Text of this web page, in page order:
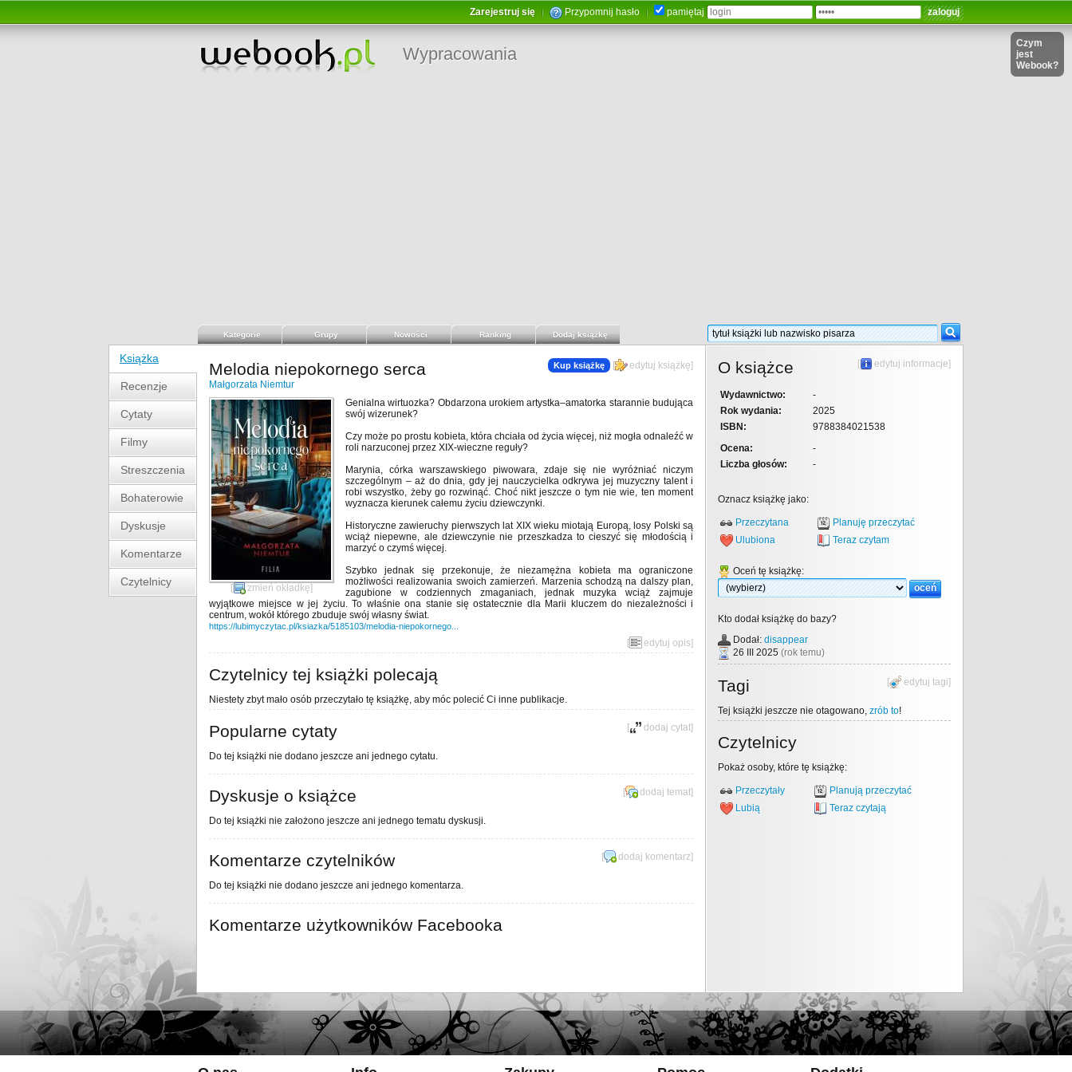
Zarejestruj się Przypomnij hasło pamiętaj
Wypracowania
Czym
jest
Webook?
Kategorie Grupy Nowości Ranking Dodaj książkę
Książka
Recenzje
Cytaty
Filmy
Streszczenia
Bohaterowie
Dyskusje
Komentarze
Czytelnicy
Kup książkę [ edytuj książkę]
Melodia niepokornego serca
Małgorzata Niemtur
[ zmień okładkę]
Genialna wirtuozka? Obdarzona urokiem artystka–amatorka starannie budująca
swój wizerunek?
Czy może po prostu kobieta, która chciała od życia więcej, niż mogła odnaleźć w
roli narzuconej przez XIX-wieczne reguły?
Marynia, córka warszawskiego piwowara, zdaje się nie wyróżniać niczym
szczególnym – aż do dnia, gdy jej nauczycielka odkrywa jej muzyczny talent i
robi wszystko, żeby go rozwinąć. Choć nikt jeszcze o tym nie wie, ten moment
wyznacza kierunek całemu życiu dziewczynki.
Historyczne zawieruchy pierwszych lat XIX wieku miotają Europą, losy Polski są
wciąż niepewne, ale dziewczynie nie przeszkadza to cieszyć się młodością i
marzyć o czymś więcej.
Szybko jednak się przekonuje, że niezamężna kobieta ma ograniczone
możliwości realizowania swoich zamierzeń. Marzenia schodzą na dalszy plan,
zagubione w codziennych zmaganiach, jednak muzyka wciąż zajmuje
wyjątkowe miejsce w jej życiu. To właśnie ona stanie się ostatecznie dla Marii kluczem do niezależności i
centrum, wokół którego zbuduje swój własny świat.
https://lubimyczytac.pl/ksiazka/5185103/melodia-niepokornego...
[ edytuj opis]
Czytelnicy tej książki polecają
Niestety zbyt mało osób przeczytało tę książkę, aby móc polecić Ci inne publikacje.
[ dodaj cytat]
Popularne cytaty
Do tej książki nie dodano jeszcze ani jednego cytatu.
[ dodaj temat]
Dyskusje o książce
Do tej książki nie założono jeszcze ani jednego tematu dyskusji.
[ dodaj komentarz]
Komentarze czytelników
Do tej książki nie dodano jeszcze ani jednego komentarza.
Komentarze użytkowników Facebooka
[ edytuj informacje]
O książce
Wydawnictwo:
-
Rok wydania:
2025
ISBN:
9788384021538
Ocena:
-
Liczba głosów:
-
Oznacz książkę jako:
Przeczytana
Planuję przeczytać
Ulubiona
Teraz czytam
Oceń tę książkę:
Kto dodał książkę do bazy?
Dodał: disappear
26 III 2025 (rok temu)
[ edytuj tagi]
Tagi
Tej książki jeszcze nie otagowano, zrób to!
Czytelnicy
Pokaż osoby, które tę książkę:
Przeczytały
Planują przeczytać
Lubią
Teraz czytają